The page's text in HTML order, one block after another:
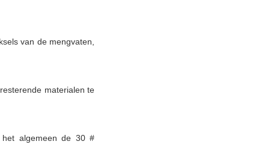
van de mengvaten,
materialen te
het algemeen de 30 #